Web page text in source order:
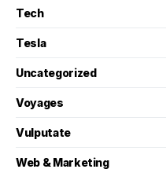
Tech
Tesla
Uncategorized
Voyages
Vulputate
Web & Marketing